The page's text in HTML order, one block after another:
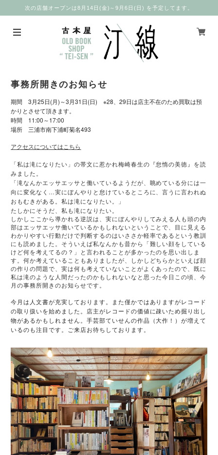
次の店舗オープンは8月14日(金)～9月6日(日) を予定してます。
事務所開きのお知らせ
期間3月25 日 (月) ～3月31 日 (日) ※28、29日は店主不在のため買取は預
かりとさせて頂きます。
時間 11:00 ～ 17:00
場所 三浦市南下浦町菊名493
アクセスについてはこちら
「私は滝になりたい」の帯文に惹かれ梅崎春生の『怠惰の美徳』を読
みました。
「滝なんかエッサエッサと働いているようだが、眺めている分には一
向に変化なく…実にぼんやりと怠けているところに、言うに言われぬ
おもむきがある。私は滝になりたい。」
たしかにそうだ、私も滝になりたい。
しかしここから導かれる逆説は、実にぼんやりしてみえる人も頭の内
部はエッサエッサ働いているかもしれないということで、目に見える
わかりやすい行動だけで判断するのはいささか軽率であるという教訓
にも読めました。そういえば私なんかも昔から「難しい顔をしている
けど何を考えてるの？」と言われることが多かったのを思い出しま
す。何か考えていることもありましたが、しかしどちらかといえば顔
の作りの問題で、実は何も考えていないことがよくあったので、既に
私は滝のような人間だったのかもしれないなと思った今日この頃、今
月の事務所開きのお知らせです。
今月は人文書が充実しております。また僅かではありますがレコード
の取り扱いを始めました。
店主がレコードの価値に疎いため掘り出し
物があるかもしれません。手芸部ていせんの作品（大作！）が増えて
いるのも注目です。
ご来店お待ちしております。